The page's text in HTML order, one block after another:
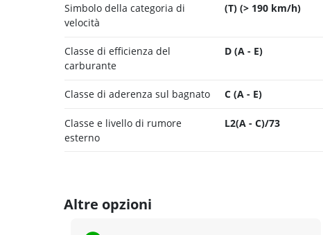
Simbolo della categoria di
velocità
(T) (> 190 km/h)
Classe di efficienza del
carburante
D (A - E)
Classe di aderenza sul bagnato C (A - E)
Classe e livello di rumore
esterno
L2(A - C)/73
Altre opzioni